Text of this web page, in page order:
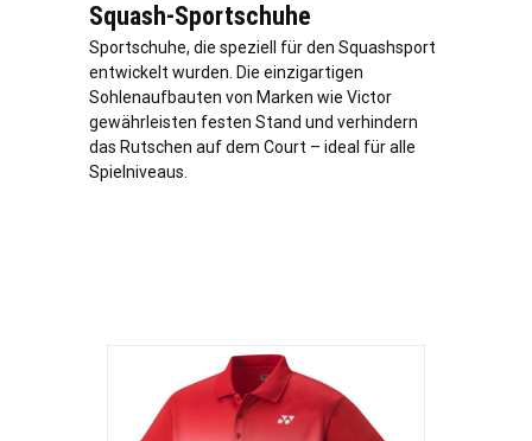
Squash-Sportschuhe
Sportschuhe, die speziell für den Squashsport
entwickelt wurden. Die einzigartigen
Sohlenaufbauten von Marken wie Victor
gewährleisten festen Stand und verhindern
das Rutschen auf dem Court – ideal für alle
Spielniveaus.